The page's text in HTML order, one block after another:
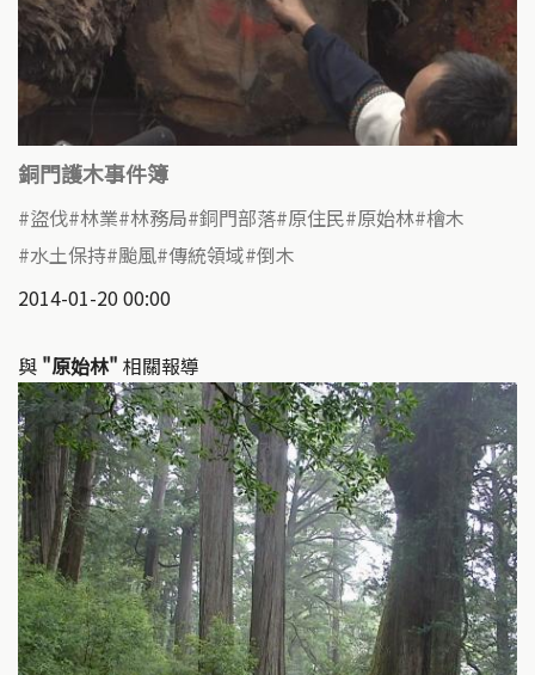
銅門護木事件簿
盜伐 林業 林務局 銅門部落 原住民 原始林 檜木
水土保持 颱風 傳統領域 倒木
2014-01-20 00:00
與 "原始林" 相關報導